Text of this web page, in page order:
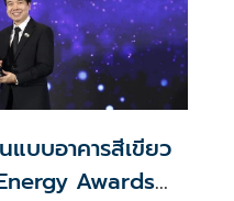
บบอาคารสีเขียว
Awards